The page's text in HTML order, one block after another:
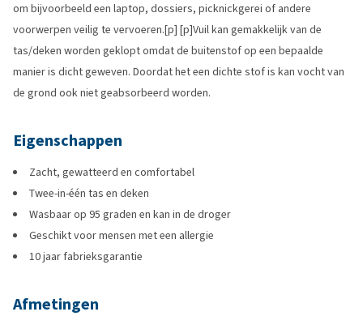
om bijvoorbeeld een laptop, dossiers, picknickgerei of andere
voorwerpen veilig te vervoeren.[p] [p]Vuil kan gemakkelijk van de
tas/deken worden geklopt omdat de buitenstof op een bepaalde
manier is dicht geweven. Doordat het een dichte stof is kan vocht van
de grond ook niet geabsorbeerd worden.
Eigenschappen
Zacht, gewatteerd en comfortabel
Twee-in-één tas en deken
Wasbaar op 95 graden en kan in de droger
Geschikt voor mensen met een allergie
10 jaar fabrieksgarantie
Afmetingen